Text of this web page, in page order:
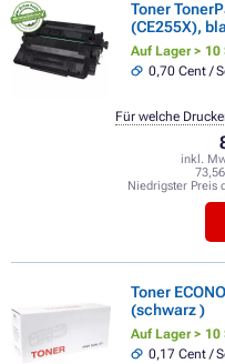
Toner
(CE255X),
Auf Lager > 10
0,70 Cent /
inkl.
Niedrigster Preis
Für welche
Toner
(schwarz )
Auf Lager > 10
0,17 Cent /